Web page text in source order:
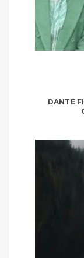
DANTE